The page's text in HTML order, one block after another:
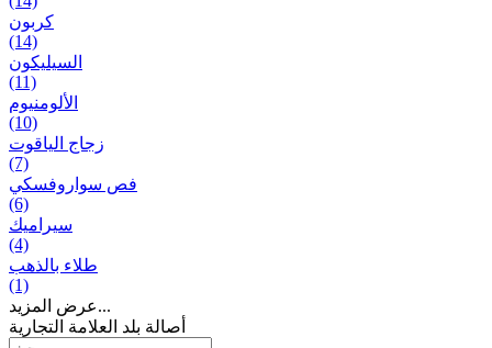
كربون
(14)
السيليكون
(11)
الألومنيوم
(10)
زجاج الياقوت
(7)
فص سواروفسكي
(6)
سيراميك
(4)
طلاء بالذهب
(1)
عرض المزيد...
أصالة بلد العلامة التجارية